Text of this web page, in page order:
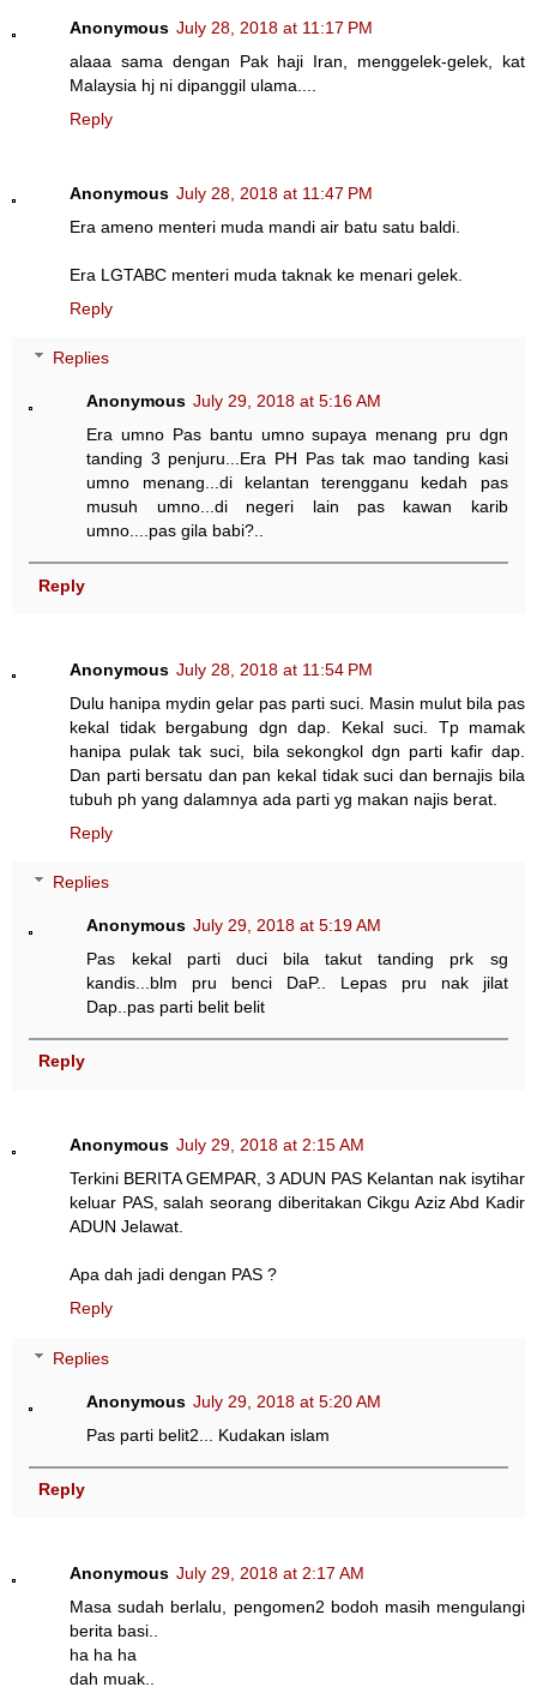
Anonymous July 28, 2018 at 11:17 PM
alaaa sama dengan Pak haji Iran, menggelek-gelek, kat
Malaysia hj ni dipanggil ulama....
Reply
Anonymous July 28, 2018 at 11:47 PM
Era ameno menteri muda mandi air batu satu baldi.
Era LGTABC menteri muda taknak ke menari gelek.
Reply
Replies
Anonymous July 29, 2018 at 5:16 AM
Era umno Pas bantu umno supaya menang pru dgn
tanding 3 penjuru...Era PH Pas tak mao tanding kasi
umno menang...di kelantan terengganu kedah pas
musuh umno...di negeri lain pas kawan karib
umno....pas gila babi?..
Reply
Anonymous July 28, 2018 at 11:54 PM
Dulu hanipa mydin gelar pas parti suci. Masin mulut bila pas
kekal tidak bergabung dgn dap. Kekal suci. Tp mamak
hanipa pulak tak suci, bila sekongkol dgn parti kafir dap.
Dan parti bersatu dan pan kekal tidak suci dan bernajis bila
tubuh ph yang dalamnya ada parti yg makan najis berat.
Reply
Replies
Anonymous July 29, 2018 at 5:19 AM
Pas kekal parti duci bila takut tanding prk sg
kandis...blm pru benci DaP.. Lepas pru nak jilat
Dap..pas parti belit belit
Reply
Anonymous July 29, 2018 at 2:15 AM
Terkini BERITA GEMPAR, 3 ADUN PAS Kelantan nak isytihar
keluar PAS, salah seorang diberitakan Cikgu Aziz Abd Kadir
ADUN Jelawat.
Apa dah jadi dengan PAS ?
Reply
Replies
Anonymous July 29, 2018 at 5:20 AM
Pas parti belit2... Kudakan islam
Reply
Anonymous July 29, 2018 at 2:17 AM
Masa sudah berlalu, pengomen2 bodoh masih mengulangi
berita basi..
ha ha ha
dah muak..